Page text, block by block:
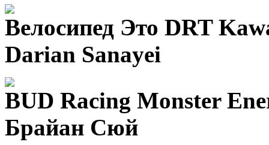
Велосипед Это DRT
Darian Sanayei
BUD Racing Monster
Брайан Сюй